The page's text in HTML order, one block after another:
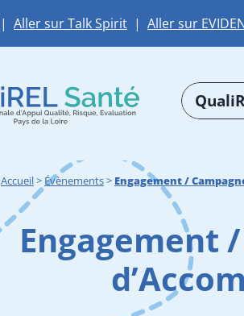
| Aller sur Talk Spirit | Aller sur
Accueil> Évènements> Engagement /
Engagement